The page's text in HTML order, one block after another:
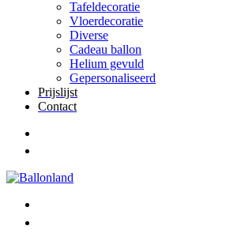
Tafeldecoratie
Vloerdecoratie
Diverse
Cadeau ballon
Helium gevuld
Gepersonaliseerd
Prijslijst
Contact